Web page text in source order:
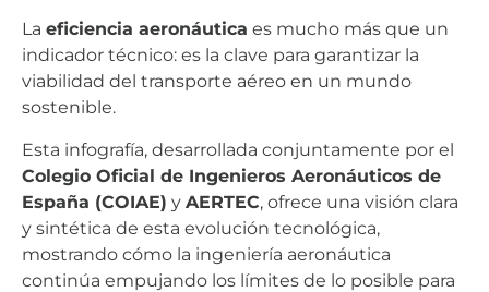
La eficiencia aeronáutica es mucho más que un
indicador técnico: es la clave para garantizar la
viabilidad del transporte aéreo en un mundo
sostenible.
Esta infografía, desarrollada conjuntamente por el
Colegio Oficial de Ingenieros Aeronáuticos de
España (COIAE) y AERTEC, ofrece una visión clara
y sintética de esta evolución tecnológica,
mostrando cómo la ingeniería aeronáutica
continúa empujando los límites de lo posible para